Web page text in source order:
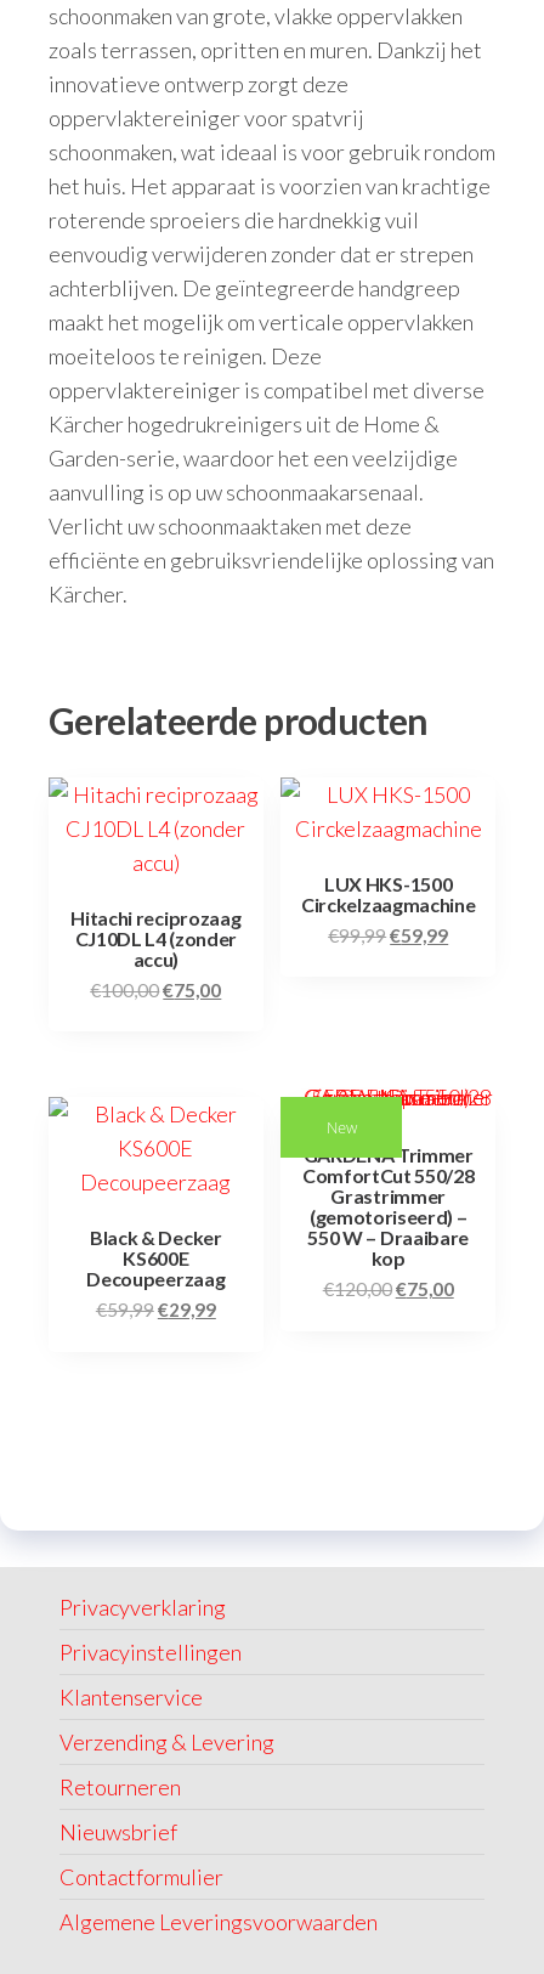
schoonmaken van grote, vlakke oppervlakken
zoals terrassen, opritten en muren. Dankzij het
innovatieve ontwerp zorgt deze
oppervlaktereiniger voor spatvrij
schoonmaken, wat ideaal is voor gebruik rondom
het huis. Het apparaat is voorzien van krachtige
roterende sproeiers die hardnekkig vuil
eenvoudig verwijderen zonder dat er strepen
achterblijven. De geïntegreerde handgreep
maakt het mogelijk om verticale oppervlakken
moeiteloos te reinigen. Deze
oppervlaktereiniger is compatibel met diverse
Kärcher hogedrukreinigers uit de Home &
Garden-serie, waardoor het een veelzijdige
aanvulling is op uw schoonmaakarsenaal.
Verlicht uw schoonmaaktaken met deze
efficiënte en gebruiksvriendelijke oplossing van
Kärcher.
Gerelateerde producten
Hitachi reciprozaag
CJ10DL L4 (zonder
accu)
€100,00€75,00
LUX HKS-1500
Circkelzaagmachine
€99,99€59,99
Black & Decker
KS600E
Decoupeerzaag
€59,99€29,99
New
GARDENA Trimmer
ComfortCut 550/28
Grastrimmer
(gemotoriseerd) –
550 W – Draaibare
kop
€120,00€75,00
Privacyverklaring
Privacyinstellingen
Klantenservice
Verzending & Levering
Retourneren
Nieuwsbrief
Contactformulier
Algemene Leveringsvoorwaarden